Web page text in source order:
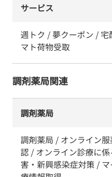
サービス
週トク / 夢クーポン /
マト荷物受取
調剤薬局関連
調剤薬局
調剤薬局 / オンライン
認 / オンライン診療に
害・新興感染症対策 /